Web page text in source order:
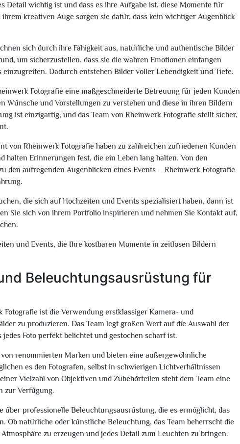
Detail wichtig ist und dass es ihre Aufgabe ist, diese Momente für
kreativen Auge sorgen sie dafür, dass kein wichtiger Augenblick
sich durch ihre Fähigkeit aus, natürliche und authentische Bilder
um sicherzustellen, dass sie die wahren Emotionen einfangen
einzugreifen. Dadurch entstehen Bilder voller Lebendigkeit und Tiefe.
Fotografie eine maßgeschneiderte Betreuung für jeden Kunden
Wünsche und Vorstellungen zu verstehen und diese in ihren Bildern
ist einzigartig, und das Team von Rheinwerk Fotografie stellt sicher,
von Rheinwerk Fotografie haben zu zahlreichen zufriedenen Kunden
halten Erinnerungen fest, die ein Leben lang halten. Von den
den aufregenden Augenblicken eines Events – Rheinwerk Fotografie
die sich auf Hochzeiten und Events spezialisiert haben, dann ist
Sie sich von ihrem Portfolio inspirieren und nehmen Sie Kontakt auf,
und Events, die Ihre kostbaren Momente in zeitlosen Bildern
Beleuchtungsausrüstung für
ist die Verwendung erstklassiger Kamera- und
zu produzieren. Das Team legt großen Wert auf die Auswahl der
Foto perfekt belichtet und gestochen scharf ist.
renommierten Marken und bieten eine außergewöhnliche
es den Fotografen, selbst in schwierigen Lichtverhältnissen
Vielzahl von Objektiven und Zubehörteilen steht dem Team eine
zur Verfügung.
professionelle Beleuchtungsausrüstung, die es ermöglicht, das
Ob natürliche oder künstliche Beleuchtung, das Team beherrscht die
zu erzeugen und jedes Detail zum Leuchten zu bringen.